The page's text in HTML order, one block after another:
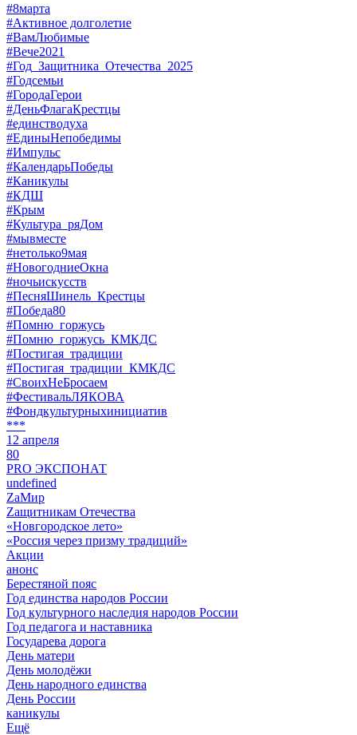
#8марта
#Активное долголетие
#ВамЛюбимые
#Вече2021
#Год_Защитника_Отечества_2025
#Годсемьи
#ГородаГерои
#ДеньФлагаКрестцы
#единстводуха
#ЕдиныНепобедимы
#Импульс
#КалендарьПобеды
#Каникулы
#КДШ
#Крым
#Культура_ряДом
#мывместе
#нетолько9мая
#НовогодниеОкна
#ночьискусств
#ПесняШинель_Крестцы
#Победа80
#Помню_горжусь
#Помню_горжусь_КМКДС
#Постигая_традиции
#Постигая_традиции_КМКДС
#СвоихНеБросаем
#ФестивальЛЯКОВА
#Фондкультурныхинициатив
***
12 апреля
80
PRO ЭКСПОНАТ
undefined
ZaМир
Zащитникам Отечества
«Новгородское лето»
«Россия через призму традиций»
Акции
анонс
Берестяной пояс
Год единства народов России
Год культурного наследия народов России
Год педагога и наставника
Государева дорога
День матери
День молодёжи
День народного единства
День России
каникулы
Ещё